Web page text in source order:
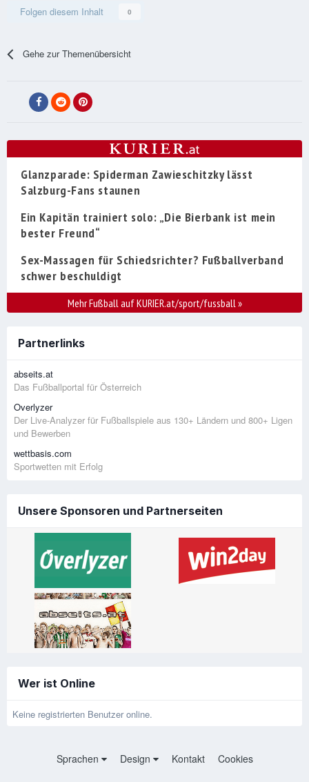
Folgen diesem Inhalt 0
Gehe zur Themenübersicht
Glanzparade: Spiderman Zawieschitzky lässt
Salzburg-Fans staunen
Ein Kapitän trainiert solo: „Die Bierbank ist mein
bester Freund“
Sex-Massagen für Schiedsrichter? Fußballverband
schwer beschuldigt
Mehr Fußball auf KURIER.at/sport/fussball»
Partnerlinks
abseits.at
Das Fußballportal für Österreich
Overlyzer
Der Live-Analyzer für Fußballspiele aus 130+ Ländern und 800+ Ligen
und Bewerben
wettbasis.com
Sportwetten mit Erfolg
Unsere Sponsoren und Partnerseiten
Wer ist Online
Keine registrierten Benutzer online.
Sprachen Design Kontakt Cookies